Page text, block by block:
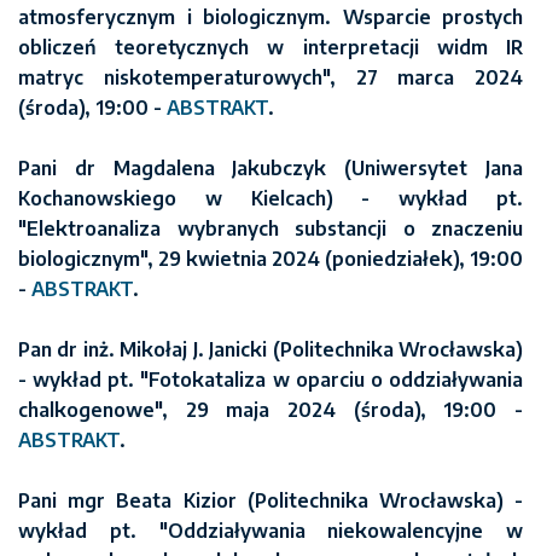
atmosferycznym i biologicznym. Wsparcie prostych
obliczeń teoretycznych w interpretacji widm IR
matryc niskotemperaturowych", 27 marca 2024
(środa), 19:00 - ABSTRAKT.
Pani dr Magdalena Jakubczyk (Uniwersytet Jana
Kochanowskiego w Kielcach) - wykład pt.
"Elektroanaliza wybranych substancji o znaczeniu
biologicznym", 29 kwietnia 2024 (poniedziałek), 19:00
- ABSTRAKT.
Pan dr inż. Mikołaj J. Janicki (Politechnika Wrocławska)
- wykład pt. "Fotokataliza w oparciu o oddziaływania
chalkogenowe", 29 maja 2024 (środa), 19:00 -
ABSTRAKT.
Pani mgr Beata Kizior (Politechnika Wrocławska) -
wykład pt. "Oddziaływania niekowalencyjne w